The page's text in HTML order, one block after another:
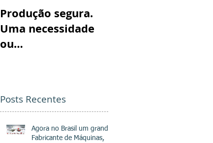
Produção segura.
Uma necessidade
ou
Posts Recentes
Agora no Brasil um grande
Fabricante de Máquinas,